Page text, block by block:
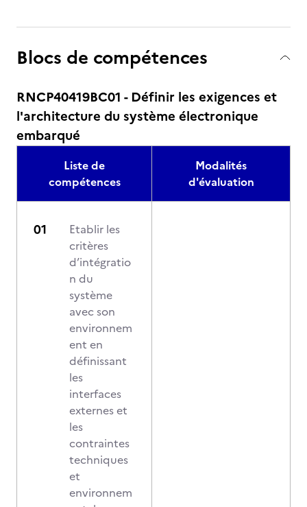
Blocs de compétences
RNCP40419BC01 - Définir les exigences et
l'architecture du système électronique
embarqué
Liste de
compétences
Modalités
d'évaluation
Etablir les
critères
d’intégratio
n du
système
avec son
environnem
ent en
définissant
les
interfaces
externes et
les
contraintes
techniques
et
environnem